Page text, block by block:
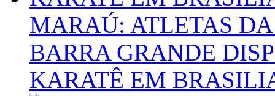
MARAÚ: ATLETAS
BARRA GRANDE
KARATÊ EM